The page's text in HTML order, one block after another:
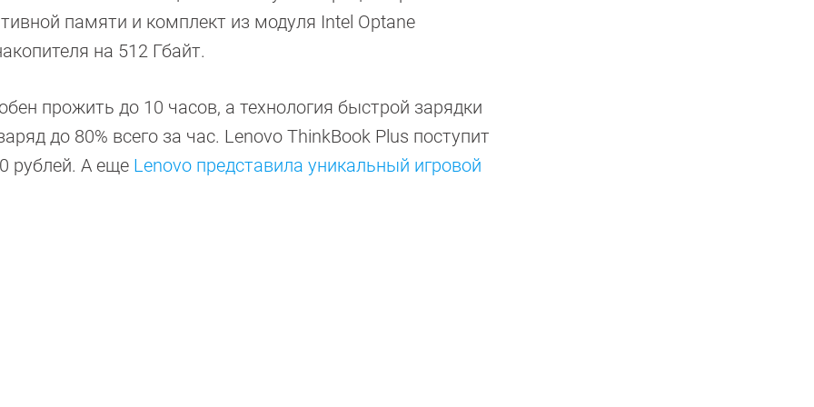
памяти и комплект из модуля Intel Optane
на 512 Гбайт.
прожить до 10 часов, а технология быстрой зарядки
до 80% всего за час. Lenovo ThinkBook Plus поступит
рублей. А еще Lenovo представила уникальный игровой